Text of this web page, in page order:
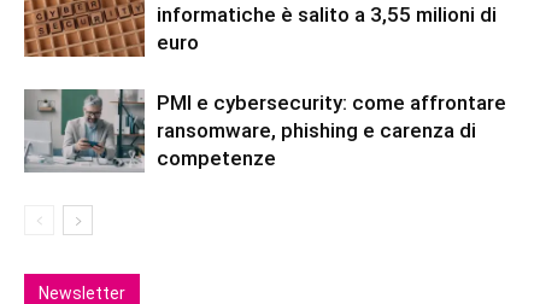
informatiche è salito a 3,55 milioni di
euro
PMI e cybersecurity: come affrontare
ransomware, phishing e carenza di
competenze
Newsletter